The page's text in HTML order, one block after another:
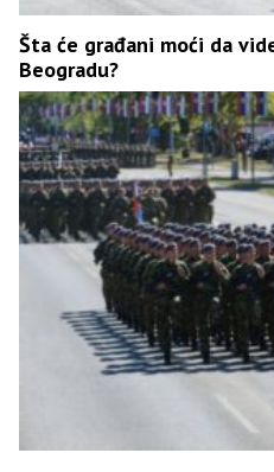
Šta će građani moći da
Beogradu?